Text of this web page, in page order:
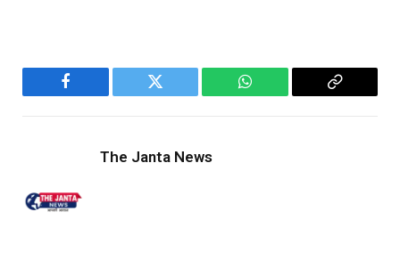
Facebook Twitter WhatsApp
Copy
The Janta News